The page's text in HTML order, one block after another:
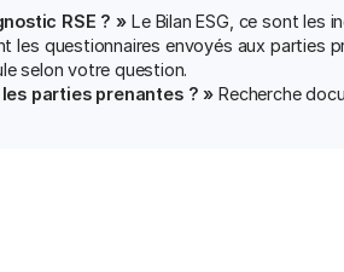
RSE ? » Le Bilan ESG, ce sont les
les questionnaires envoyés aux parties
selon votre question.
parties prenantes ? » Recherche